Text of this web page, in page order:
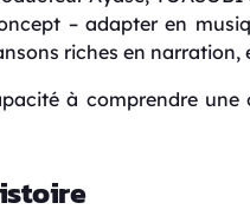
– adapter en
riches en narration,
à comprendre